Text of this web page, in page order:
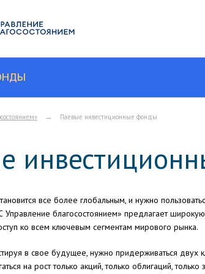
→ Паевые инвестиционные фонды
все более глобальным, и нужно
Управление благосостоянием» предлагает
ко всем ключевым сегментам мирового рынка.
в свое будущее, нужно придерживаться двух
на рост только акций, только облигаций,